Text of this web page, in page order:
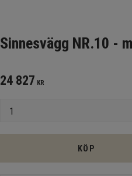
Sinnesvägg NR.10 -
24 827 KR
KÖP